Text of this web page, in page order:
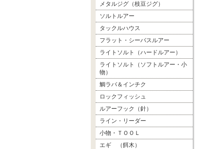
メタルジグ（枝豆ジグ）
ソルトルアー
タックルハウス
フラット・シーバスルアー
ライトソルト（ハードルアー）
ライトソルト（ソフトルアー・小
物）
鯛ラバ＆インチク
ロックフィッシュ
ルアーフック（針）
ライン・リーダー
小物・ＴＯＯＬ
エギ （餌木）